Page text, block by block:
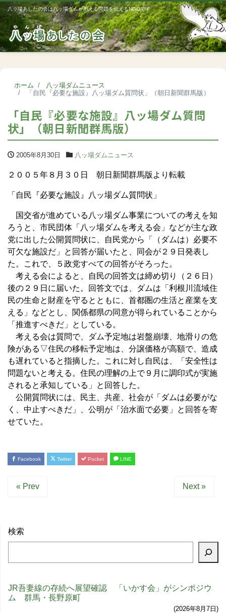
八ッ場あしたの会は八ッ場ダムが抱える問題を伝えるNGOです
ホーム
八ッ場ダムニュース
「自民『必要な施設』八ッ場ダム質問状」（朝日新聞群馬版）
「自民『必要な施設』八ッ場ダム質問
状」（朝日新聞群馬版）
2005年8月30日 八ッ場ダムニュース
２００５年８月３０日 朝日新聞群馬版より転載
「自民『必要な施設』八ッ場ダム質問状」
国交省が進めている八ッ場ダム事業についての考えを知
ろうと、市民団体「八ッ場ダムを考える会」などが主な政
党に出した公開質問状に、自民党から「（ダムは）必要不
可欠な施設だ」と回答が届いたと、同会が２９日発表し
た。これで、５政党すべての回答がそろった。
考える会によると、自民の回答文は締め切り（２６日）
後の２９日に届いた。回答文では、ダムは「利根川流域住
民の生命と財産を守るとともに、首都圏の生活と産業を支
える」などとし、関係都県の同意が得られていることから
「推進すべきだ」としている。
考える会は質問で、ダム予定地は岩盤崩壊、地滑りの危
険がある▽住民の移転予定地は、分譲価格が高額で、造成
も遅れていると指摘した。これに対し自民は、「安全性は
問題ないと考える。住民の理解の上で９月に調印式が実施
されると承知している」と回答した。
公開質問状には、民主、共産、社会が「ダムは必要がな
く、中止すべきだ」、公明が「治水面で必要」と回答を寄
せていた。
Facebook Twitter Pocket LINE
« Prev Next »
検索
JR吾妻線の存続へ展望確認 「いかす会」がシンポジウ
ム 群馬・長野原町
2026年8月7日